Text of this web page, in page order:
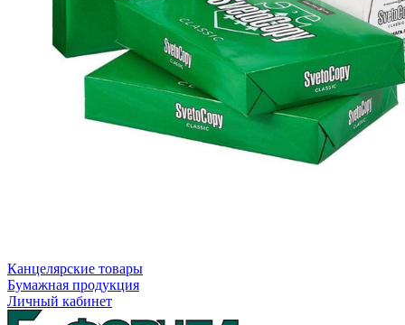
Канцелярские товары
Бумажная продукция
Личный кабинет